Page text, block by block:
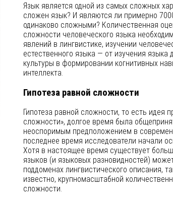
Язык является одной из самых сложных
сложен язык? И являются ли примерно
одинаково сложными? Количественная
сложности человеческого языка
явлений в лингвистике, изучении
естественного языка — от изучения языка
культуры в формировании когнитивных
интеллекта.
Гипотеза равной сложности
Гипотеза равной сложности, то есть идея
сложности», долгое время была
неоспоримым предположением в
последнее время исследователи начали
Хотя в настоящее время существует
языков (и языковых разновидностей)
поддоменах лингвистического описания,
известно, крупномасштабной
сложности.